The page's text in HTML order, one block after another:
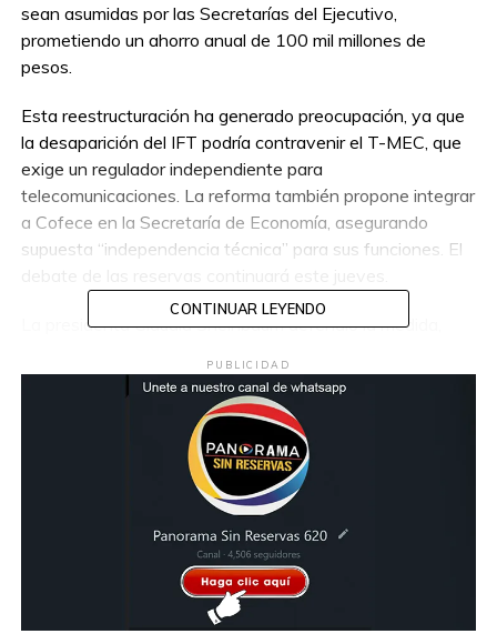
sean asumidas por las Secretarías del Ejecutivo,
prometiendo un ahorro anual de 100 mil millones de
pesos.
Esta reestructuración ha generado preocupación, ya que
la desaparición del IFT podría contravenir el T-MEC, que
exige un regulador independiente para
telecomunicaciones. La reforma también propone integrar
a Cofece en la Secretaría de Economía, asegurando
supuesta “independencia técnica” para sus funciones. El
La presidenta Claudia Sheinbaum defendió la medida,
adecuado al contexto nacional sin comprometer
transparencia ni competencia económica. Sin embargo,
analistas advierten que la reforma podría impactar
negativamente en la calificación crediticia de México y
generar tensiones con sus socios comerciales.
Compartir en:
CONTINUAR LEYENDO
PUBLICIDAD